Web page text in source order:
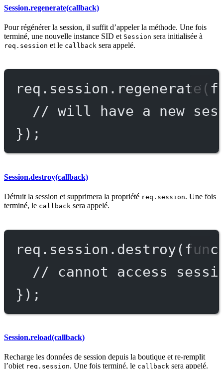
Session.regenerate(callback)
Pour régénérer la session, il suffit d’appeler la méthode. Une fois
terminé, une nouvelle instance SID et Session sera initialisée à
req.session et le callback sera appelé.
req.session. regenerate (
// will have a new
});
Session.destroy(callback)
Détruit la session et supprimera la propriété req.session. Une fois
terminé, le callback sera appelé.
req.session. destroy(
// cannot access
});
Session.reload(callback)
Recharge les données de session depuis la boutique et re-remplit
l’objet req.session. Une fois terminé, le callback sera appelé.